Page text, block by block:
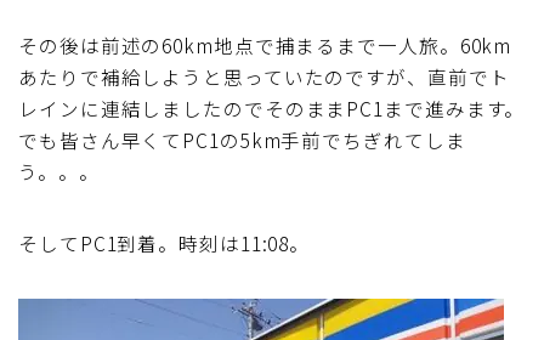
その後は前述の60km地点で捕まるまで一人旅。60km
あたりで補給しようと思っていたのですが、直前でト
レインに連結しましたのでそのままPC1まで進みます。
でも皆さん早くてPC1の5km手前でちぎれてしま
う。。。
そしてPC1到着。時刻は11:08。